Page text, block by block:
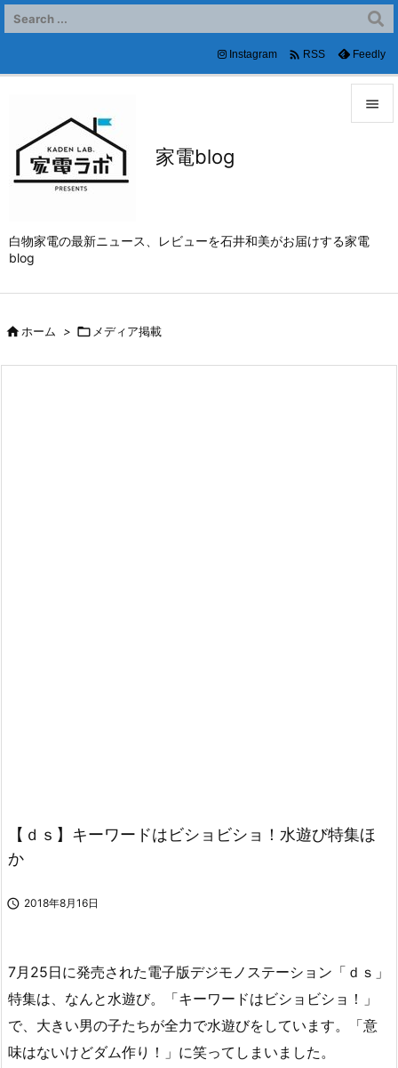
家電blog
白物家電の最新ニュース、レビューを石井和美がお届けする家電
blog


前へ
次へ
Instagram  RSS Feedly
ホーム >  メディア掲載
【ｄｓ】キーワードはビショビショ！水遊び特集ほ
か
 2018年8月16日
7月25日に発売された電子版デジモノステーション「ｄｓ」
特集は、なんと水遊び。「キーワードはビショビショ！」
で、大きい男の子たちが全力で水遊びをしています。「意
味はないけどダム作り！」に笑ってしまいました。